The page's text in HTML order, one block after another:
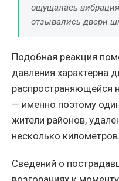
ощущалась
отзывались двери
Подобная реакция
давления характерна
распространяющейся
— именно поэтому
жители районов,
несколько километров.
Сведений о